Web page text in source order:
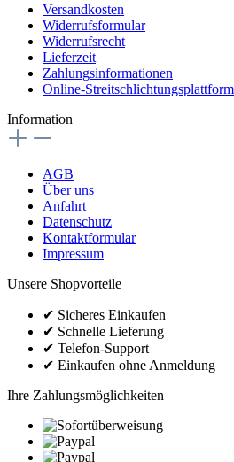
Versandkosten
Widerrufsformular
Widerrufsrecht
Lieferzeit
Zahlungsinformationen
Online-Streitschlichtungsplattform
Information
AGB
Über uns
Anfahrt
Datenschutz
Kontaktformular
Impressum
Unsere Shopvorteile
✔ Sicheres Einkaufen
✔ Schnelle Lieferung
✔ Telefon-Support
✔ Einkaufen ohne Anmeldung
Ihre Zahlungsmöglichkeiten